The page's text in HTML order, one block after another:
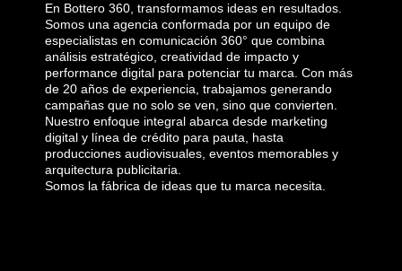
En Bottero 360, transformamos ideas en resultados.
Somos una agencia conformada por un equipo de
especialistas en comunicación 360° que combina
análisis estratégico, creatividad de impacto y
performance digital para potenciar tu marca. Con más
de 20 años de experiencia, trabajamos generando
campañas que no solo se ven, sino que convierten.
Nuestro enfoque integral abarca desde marketing
digital y línea de crédito para pauta, hasta
producciones audiovisuales, eventos memorables y
arquitectura publicitaria.
Somos la fábrica de ideas que tu marca necesita.